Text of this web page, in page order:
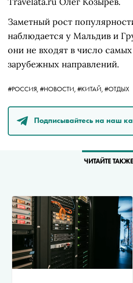
Заметный рост
наблюдается у Мальдив и
они не входят в число
зарубежных направлений.
#РОССИЯ, #НОВОСТИ, #КИТАЙ, #ОТДЫХ
Подписывайтесь на наш
ЧИТАЙТЕ ТАКЖЕ